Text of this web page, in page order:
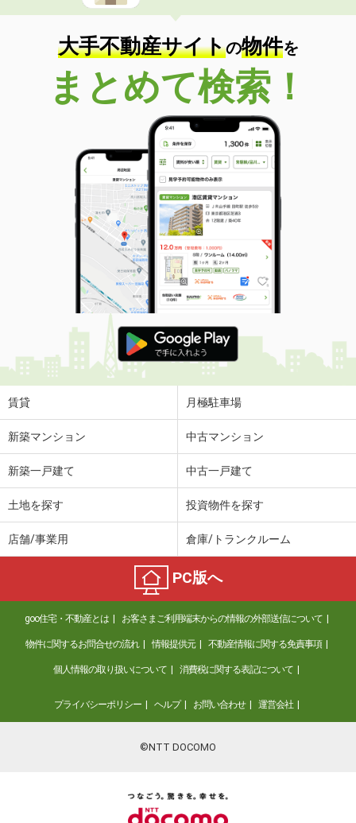
大手不動産サイトの物件を
まとめて検索！
賃貸 月極駐車場
新築マンション 中古マンション
新築一戸建て 中古一戸建て
土地を探す 投資物件を探す
店舗/事業用 倉庫/トランクルーム
PC版へ
goo住宅・不動産とは お客さまご利用端末からの情報の外部送信について
物件に関するお問合せの流れ 情報提供元 不動産情報に関する免責事項
個人情報の取り扱いについて 消費税に関する表記について
プライバシーポリシー ヘルプ お問い合わせ 運営会社
©NTT DOCOMO